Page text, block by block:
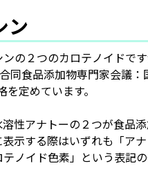
ン
の２つのカロテノイドで
同食品添加物専門家会議
定めています。
性アナトーの２つが食品
示する際はいずれも「ア
ノイド色素」という表記